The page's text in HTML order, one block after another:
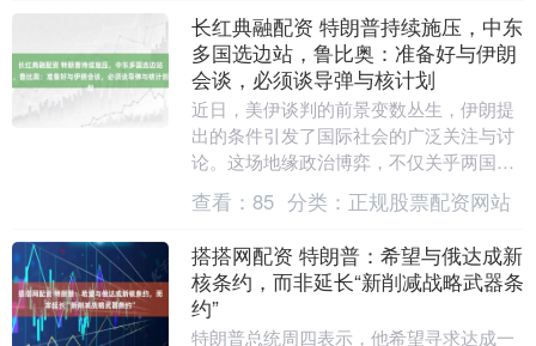
长红典融配资 特朗普持续施压，中东
多国选边站，鲁比奥：准备好与伊朗
会谈，必须谈导弹与核计划
近日，美伊谈判的前景变数丛生，伊朗提
出的条件引发了国际社会的广泛关注与讨
论。这场地缘政治博弈，不仅关乎两国自
身的命运，也波及整个中东地区的未来。
就在所有人都在....
查看： 85 分类： 正规股票配资网站
搭搭网配资 特朗普：希望与俄达成新
核条约，而非延长“新削减战略武器条
约”
特朗普总统周四表示，他希望寻求达成一